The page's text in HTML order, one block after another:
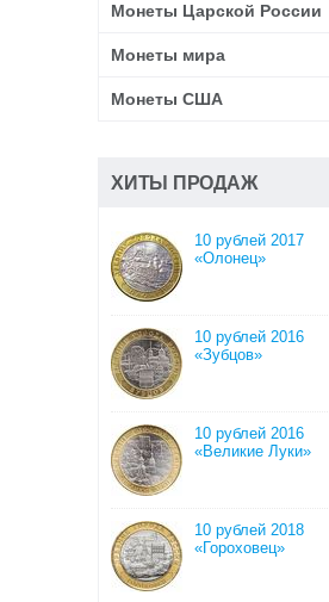
Монеты Царской России
Монеты мира
Монеты США
ХИТЫ ПРОДАЖ
10 рублей 2017
«Олонец»
10 рублей 2016
«Зубцов»
10 рублей 2016
«Великие Луки»
10 рублей 2018
«Гороховец»